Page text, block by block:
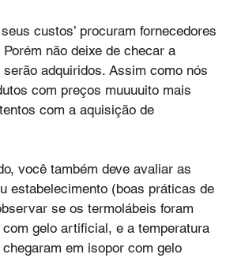
custos’ procuram fornecedores
não deixe de checar a
adquiridos. Assim como nós
com preços muuuuito mais
com a aquisição de
você também deve avaliar as
estabelecimento (boas práticas de
se os termolábeis foram
gelo artificial, e a temperatura
em isopor com gelo